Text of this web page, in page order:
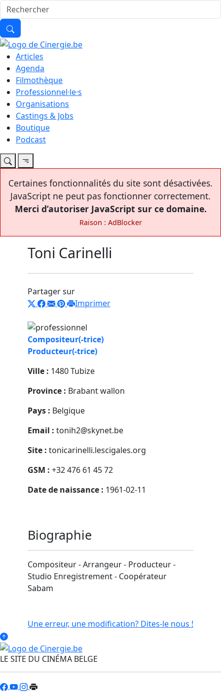
Articles
Agenda
Filmothèque
Professionnel·le·s
Organisations
Castings & Jobs
Boutique
Podcast
Certaines fonctionnalités du site sont désactivées.
JavaScript ne peut pas fonctionner correctement.
Merci d’autoriser JavaScript sur ce domaine.
Raison : AdBlocker
Toni Carinelli
Partager sur
Imprimer
Compositeur(-trice)
Producteur(-trice)
Ville : 1480 Tubize
Province : Brabant wallon
Pays : Belgique
Email : tonih2@skynet.be
Site : tonicarinelli.lescigales.org
GSM : +32 476 61 45 72
Date de naissance : 1961-02-11
Biographie
Compositeur - Arrangeur - Producteur -
Studio Enregistrement - Coopérateur
Sabam
Une erreur, une modification? Dites-le nous !
LE SITE DU CINÉMA BELGE